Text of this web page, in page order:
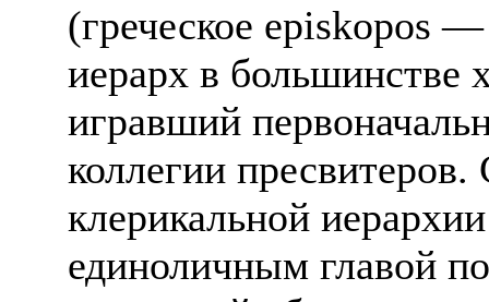
(греческое episkopos
иерарх в большинстве
игравший
коллегии
клерикальной
единоличным главой